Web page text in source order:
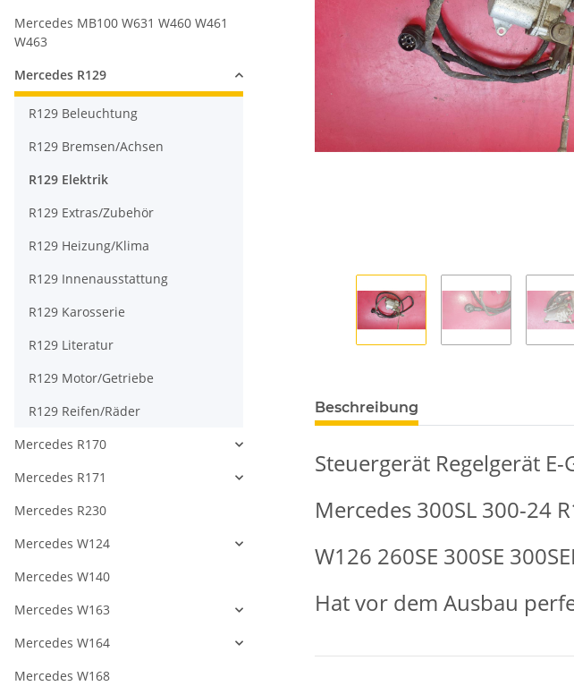
Beschreibung
Steuergerät Regelgerät
Mercedes 300SL 300-24
W126 260SE 300SE
Hat vor dem Ausbau
Mercedes MB100 W631 W460 W461
W463
Mercedes R129
R129 Beleuchtung
R129 Bremsen/Achsen
R129 Elektrik
R129 Extras/Zubehör
R129 Heizung/Klima
R129 Innenausstattung
R129 Karosserie
R129 Literatur
R129 Motor/Getriebe
R129 Reifen/Räder
Mercedes R170
Mercedes R171
Mercedes R230
Mercedes W124
Mercedes W140
Mercedes W163
Mercedes W164
Mercedes W168